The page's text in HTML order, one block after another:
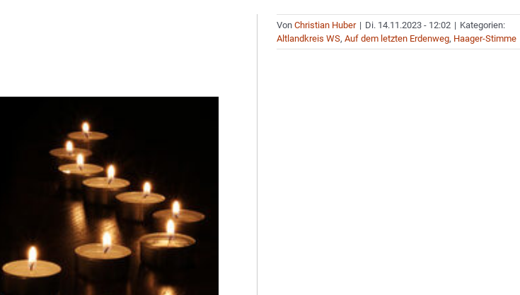
VonChristian Huber | Di. 14.11.2023 - 12:02 | Kategorien:
Altlandkreis WS,Auf dem letzten Erdenweg, Haager-Stimme